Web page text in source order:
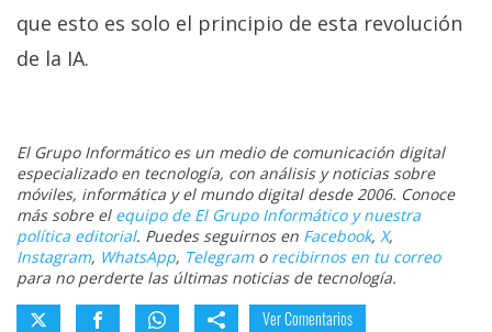
que esto es solo el principio de esta revolución
de la IA.
El Grupo Informático es un medio de comunicación digital
especializado en tecnología, con análisis y noticias sobre
móviles, informática y el mundo digital desde 2006. Conoce
más sobre el equipo de El Grupo Informático y nuestra
política editorial. Puedes seguirnos en Facebook, X,
Instagram, WhatsApp, Telegramo recibirnos en tu correo
para no perderte las últimas noticias de tecnología.
Ver Comentarios